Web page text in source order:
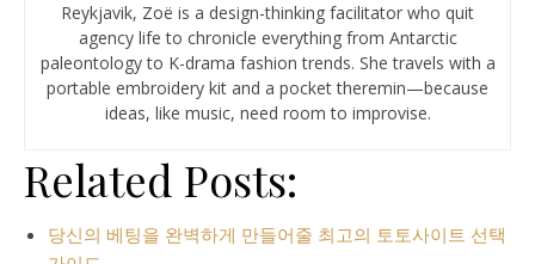
Reykjavik, Zoë is a design-thinking facilitator who quit
agency life to chronicle everything from Antarctic
paleontology to K-drama fashion trends. She travels with a
portable embroidery kit and a pocket theremin—because
ideas, like music, need room to improvise.
Related Posts:
당신의 베팅을 완벽하게 만들어줄 최고의 토토사이트 선택